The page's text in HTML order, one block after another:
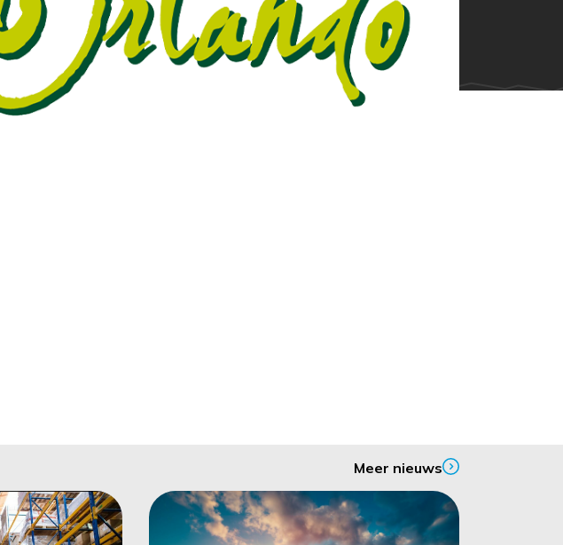
Meer nieuws